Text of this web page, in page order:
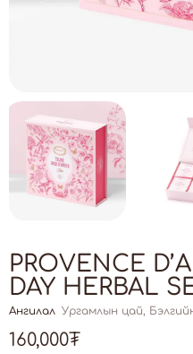
PROVENCE
DAY HERBAL
Ангилал Ургамлын цай,
160,000₮